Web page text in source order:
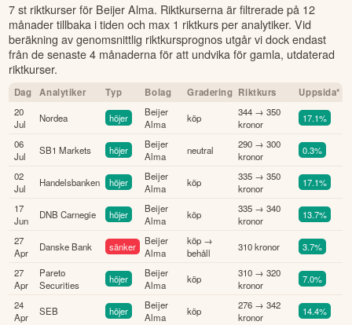
7 st riktkurser för Beijer Alma. Riktkurserna är filtrerade på 12
månader tillbaka i tiden och max 1 riktkurs per analytiker. Vid
beräkning av genomsnittlig riktkursprognos utgår vi dock endast
från de senaste 4 månaderna för att undvika för gamla, utdaterad
riktkurser.
Dag Analytiker Typ Bolag Gradering Riktkurs Uppsida*
20
Jul
Nordea höjer
Beijer
Alma
köp
344 → 350
kronor
17.1%
06
Jul
SB1 Markets höjer
Beijer
Alma
neutral
290 → 300
kronor
0.3%
02
Jul
Handelsbanken höjer
Beijer
Alma
köp
335 → 350
kronor
17.1%
17
Jun
DNB Carnegie höjer
Beijer
Alma
köp
335 → 340
kronor
13.7%
27
Apr
Danske Bank sänker
Beijer
Alma
köp →
behåll
310 kronor 3.7%
27
Apr
Pareto
Securities
höjer
Beijer
Alma
köp
310 → 320
kronor
7.0%
24
Apr
SEB höjer
Beijer
Alma
köp
276 → 342
kronor
14.4%